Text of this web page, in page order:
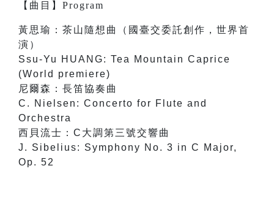
【 曲目 】 Program
黃思瑜：茶山隨想曲（國臺交委託創作，世界首
演）
Ssu-Yu HUANG: Tea Mountain Caprice
(World premiere)
尼爾森：長笛協奏曲
C. Nielsen: Concerto for Flute and
Orchestra
西貝流士：C大調第三號交響曲
J. Sibelius: Symphony No. 3 in C Major,
Op. 52